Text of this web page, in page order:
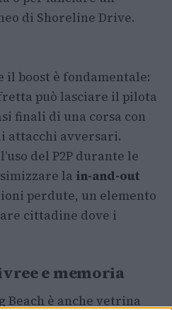
di Shoreline Drive.
il boost è fondamentale:
può lasciare il pilota
finali di una corsa con
attacchi avversari.
del P2P durante le
la in-and-out
perdute, un elemento
cittadine dove i
e memoria
Beach è anche vetrina